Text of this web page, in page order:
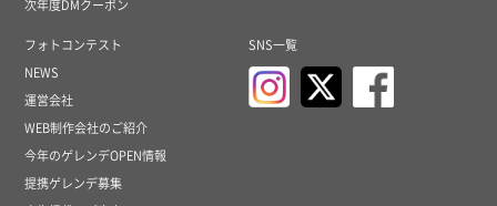
次年度DMクーポン
フォトコンテスト
NEWS
運営会社
WEB制作会社のご紹介
今年のゲレンデOPEN情報
提携ゲレンデ募集
SNS一覧